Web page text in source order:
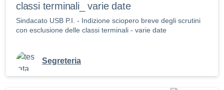
classi terminali_ varie date
Sindacato USB P.I. - Indizione sciopero breve degli scrutini
con esclusione delle classi terminali - varie date
Segreteria